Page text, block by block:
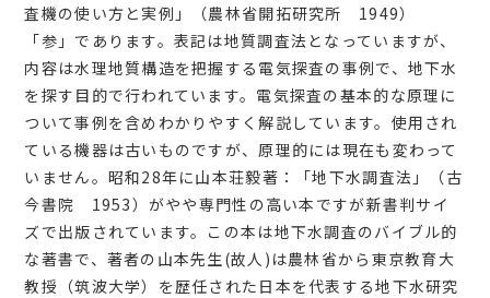
会員マイページ
日本語
査機の使い方と実例」（農林省開拓研究所 1949）
「参」であります。表記は地質調査法となっていますが、
内容は水理地質構造を把握する電気探査の事例で、地下水
を探す目的で行われています。電気探査の基本的な原理に
ついて事例を含めわかりやすく解説しています。使用され
ている機器は古いものですが、原理的には現在も変わって
いません。昭和28年に山本荘毅著：「地下水調査法」（古
今書院 1953）がやや専門性の高い本ですが新書判サイ
ズで出版されています。この本は地下水調査のバイブル的
な著書で、著者の山本先生(故人)は農林省から東京教育大
教授（筑波大学）を歴任された日本を代表する地下水研究